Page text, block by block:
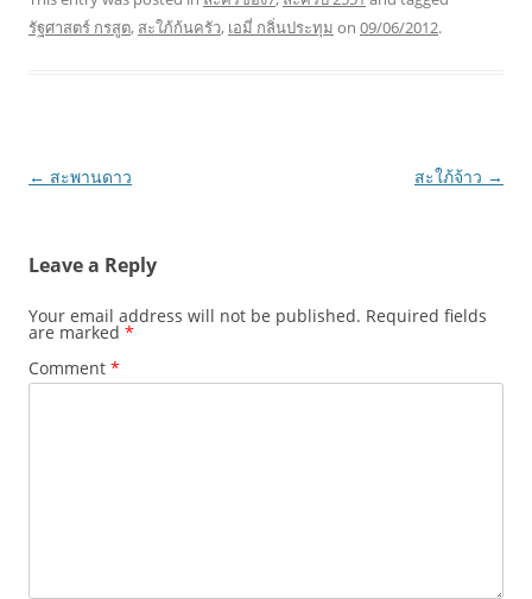
รัฐศาสตร์ กรสูต, สะใภ้ก้นครัว, เอมี่ กลิ่นประทุม on 09/06/2012.
Post
← สะพานดาว สะใภ้จ้าว →
Leave a Reply
Your email address will not be published. Required fields
are marked *
Comment *